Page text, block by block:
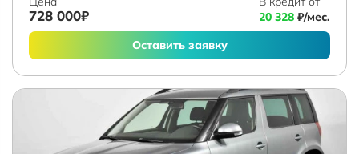
728 000₽
20 328 ₽/мес.
Оставить заявку